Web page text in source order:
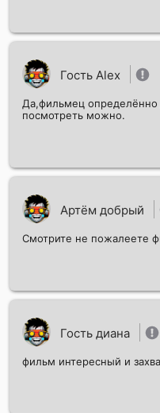
Гость Alex
Да,фильмец
посмотреть можно.
Артём добрый
Смотрите не пожалеете
Гость диана
фильм интересный и